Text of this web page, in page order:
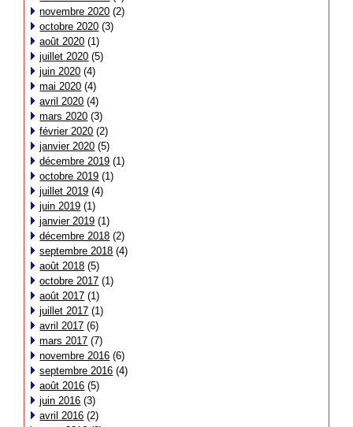
novembre 2020 (2)
octobre 2020 (3)
août 2020 (1)
juillet 2020 (5)
juin 2020 (4)
mai 2020 (4)
avril 2020 (4)
mars 2020 (3)
février 2020 (2)
janvier 2020 (5)
décembre 2019 (1)
octobre 2019 (1)
juillet 2019 (4)
juin 2019 (1)
janvier 2019 (1)
décembre 2018 (2)
septembre 2018 (4)
août 2018 (5)
octobre 2017 (1)
août 2017 (1)
juillet 2017 (1)
avril 2017 (6)
mars 2017 (7)
novembre 2016 (6)
septembre 2016 (4)
août 2016 (5)
juin 2016 (3)
avril 2016 (2)